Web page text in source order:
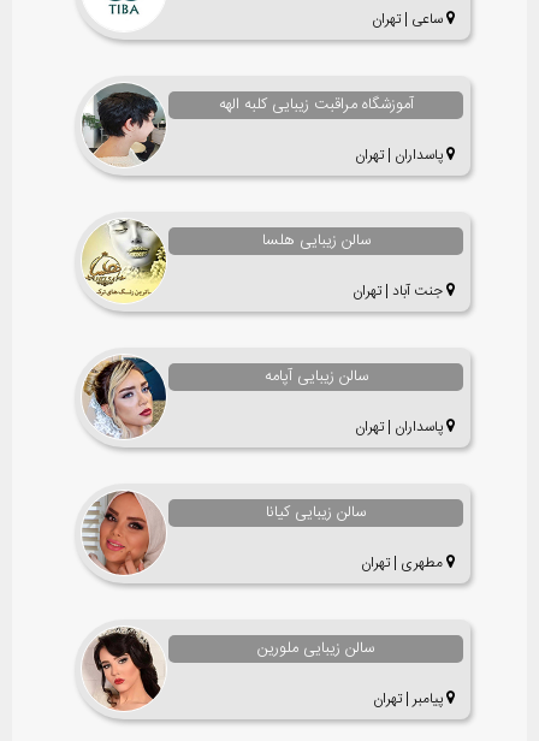
ساعی | تهران
آموزشگاه مراقبت زیبایی کلبه الهه
پاسداران | تهران
سالن زیبایی هلسا
جنت آباد | تهران
سالن زیبایی آپامه
پاسداران | تهران
سالن زیبایی کیانا
مطهری | تهران
سالن زیبایی ملورین
پیامبر | تهران